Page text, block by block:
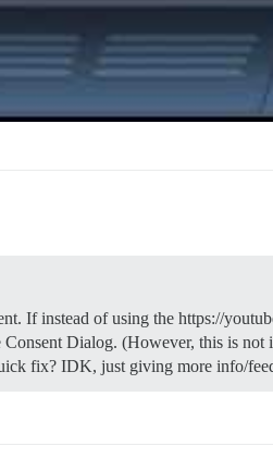
If instead of using the https://
Dialog. (However, this is not
fix? IDK, just giving more info/